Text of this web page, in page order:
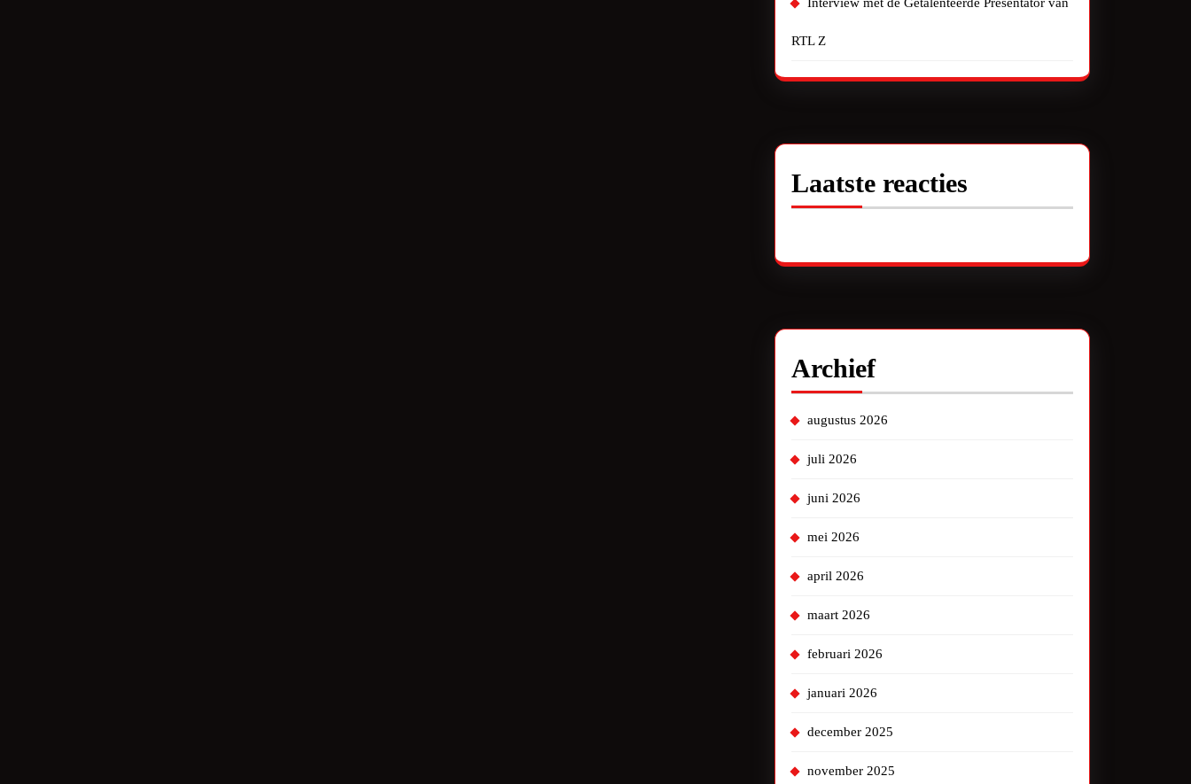
RTL Z
Laatste reacties
Archief
augustus 2026
juli 2026
juni 2026
mei 2026
april 2026
maart 2026
februari 2026
januari 2026
december 2025
november 2025